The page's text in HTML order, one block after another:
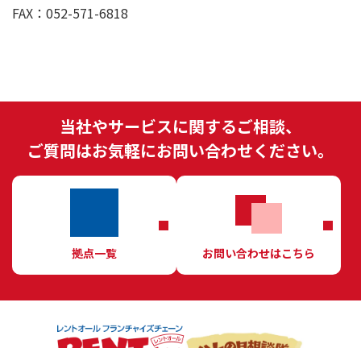
FAX： 052-571-6818
当社やサービスに関するご相談、
ご質問はお気軽にお問い合わせください。
拠点一覧 お問い合わせはこちら